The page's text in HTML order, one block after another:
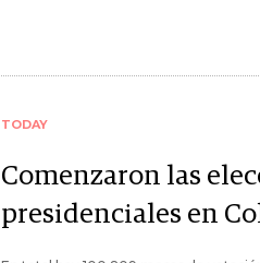
TODAY
Comenzaron las
presidenciales en